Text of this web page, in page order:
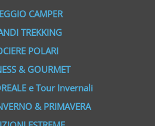
CAMPER
TREKKING
POLARI
& GOURMET
e Tour Invernali
& PRIMAVERA